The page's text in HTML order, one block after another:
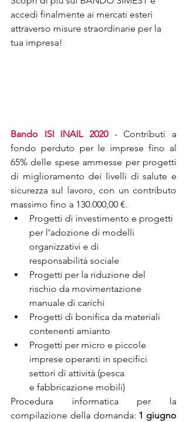
accedi finalmente ai mercati esteri
attraverso misure straordinarie per la
tua impresa!
Bando ISI INAIL 2020 - Contributi a
fondo perduto per le imprese fino al
65% delle spese ammesse per progetti
di miglioramento dei livelli di salute e
sicurezza sul lavoro, con un contributo
massimo fino a 130.000,00 €.
Progetti di investimento e progetti
per l’adozione di modelli
organizzativi e di
responsabilità sociale
Progetti per la riduzione del
rischio da movimentazione
manuale di carichi
Progetti di bonifica da materiali
contenenti amianto
Progetti per micro e piccole
imprese operanti in specifici
settori di attività (pesca
e fabbricazione mobili)
Procedura informatica per la
compilazione della domanda: 1 giugno